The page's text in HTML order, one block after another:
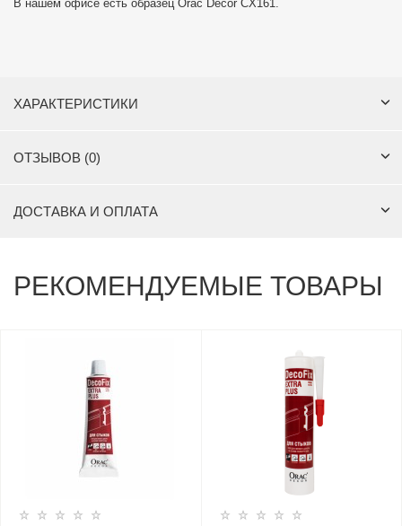
В нашем офисе есть образец Orac Decor CX161.
ХАРАКТЕРИСТИКИ
ОТЗЫВОВ (0)
ДОСТАВКА И ОПЛАТА
РЕКОМЕНДУЕМЫЕ ТОВАРЫ